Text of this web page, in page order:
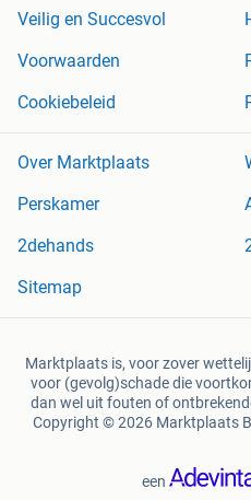
Veilig en Succesvol
Voorwaarden
Cookiebeleid
Over Marktplaats
Perskamer
2dehands
Sitemap
Marktplaats is, voor zover
voor (gevolg)schade die
dan wel uit fouten of
Copyright © 2026 Marktplaats
een